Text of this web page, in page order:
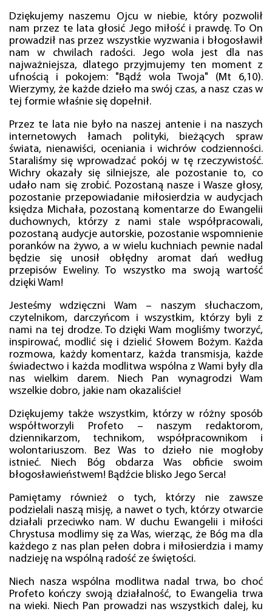
Dziękujemy naszemu Ojcu w niebie, który pozwolił
nam przez te lata głosić Jego miłość i prawdę. To On
prowadził nas przez wszystkie wyzwania i błogosławił
nam w chwilach radości. Jego wola jest dla nas
najważniejsza, dlatego przyjmujemy ten moment z
ufnością i pokojem: "Bądź wola Twoja" (Mt 6,10).
Wierzymy, że każde dzieło ma swój czas, a nasz czas w
tej formie właśnie się dopełnił.
Przez te lata nie było na naszej antenie i na naszych
internetowych łamach polityki, bieżących spraw
świata, nienawiści, oceniania i wichrów codzienności.
Staraliśmy się wprowadzać pokój w tę rzeczywistość.
Wichry okazały się silniejsze, ale pozostanie to, co
udało nam się zrobić. Pozostaną nasze i Wasze głosy,
pozostanie przepowiadanie miłosierdzia w audycjach
księdza Michała, pozostaną komentarze do Ewangelii
duchownych, którzy z nami stale współpracowali,
pozostaną audycje autorskie, pozostanie wspomnienie
poranków na żywo, a w wielu kuchniach pewnie nadal
będzie się unosił obłędny aromat dań według
przepisów Eweliny. To wszystko ma swoją wartość
dzięki Wam!
Jesteśmy wdzięczni Wam – naszym słuchaczom,
czytelnikom, darczyńcom i wszystkim, którzy byli z
nami na tej drodze. To dzięki Wam mogliśmy tworzyć,
inspirować, modlić się i dzielić Słowem Bożym. Każda
rozmowa, każdy komentarz, każda transmisja, każde
świadectwo i każda modlitwa wspólna z Wami były dla
nas wielkim darem. Niech Pan wynagrodzi Wam
wszelkie dobro, jakie nam okazaliście!
Dziękujemy także wszystkim, którzy w różny sposób
współtworzyli Profeto – naszym redaktorom,
dziennikarzom, technikom, współpracownikom i
wolontariuszom. Bez Was to dzieło nie mogłoby
istnieć. Niech Bóg obdarza Was obficie swoim
błogosławieństwem! Bądźcie blisko Jego Serca!
Pamiętamy również o tych, którzy nie zawsze
podzielali naszą misję, a nawet o tych, którzy otwarcie
działali przeciwko nam. W duchu Ewangelii i miłości
Chrystusa modlimy się za Was, wierząc, że Bóg ma dla
każdego z nas plan pełen dobra i miłosierdzia i mamy
nadzieję na wspólną radość ze świętości.
Niech nasza wspólna modlitwa nadal trwa, bo choć
Profeto kończy swoją działalność, to Ewangelia trwa
na wieki. Niech Pan prowadzi nas wszystkich dalej, ku